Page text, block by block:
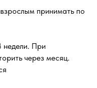
взрослым принимать по
недели. При
через месяц.